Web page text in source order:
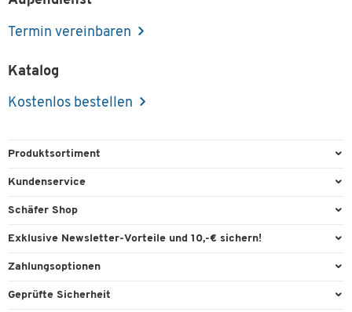
Termin vereinbaren
Katalog
Kostenlos bestellen
Produktsortiment
Büroausstattung
Reinigung & Hygiene
Technik
Kundenservice
Direktbestellung
Kontaktformulare
Lieferinformationen
Schäfer Shop
Services & Leistungen
Workplace Solutions
Exklusive Newsletter-Vorteile und 10,-€ sichern!
Willkommensgutschein
Zahlungsoptionen
Paypal
Geprüfte Sicherheit